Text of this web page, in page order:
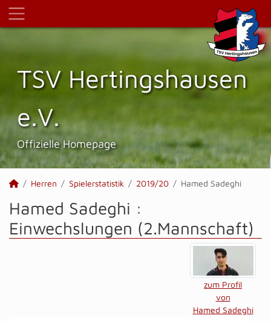
TSV Hertings­hausen
e.V.
Offizielle Homepage
Herren Spielerstatistik 2019/20 Hamed Sadeghi
Hamed Sadeghi :
Einwechslungen (2.Mannschaft)
zum Profil
von
Hamed Sadeghi